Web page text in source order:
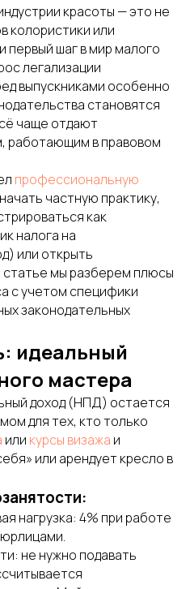
красоты — это не
колористики или
первый шаг в мир малого
легализации
выпускниками особенно
становятся
чаще отдают
работающим в правовом
профессиональную
частную практику,
как
налога на
или открыть
мы разберем плюсы
с учетом специфики
законодательных
идеальный
мастера
доход (НПД) остается
для тех, кто только
или курсы визажа и
или арендует кресло в
нагрузка: 4% при работе
не нужно подавать